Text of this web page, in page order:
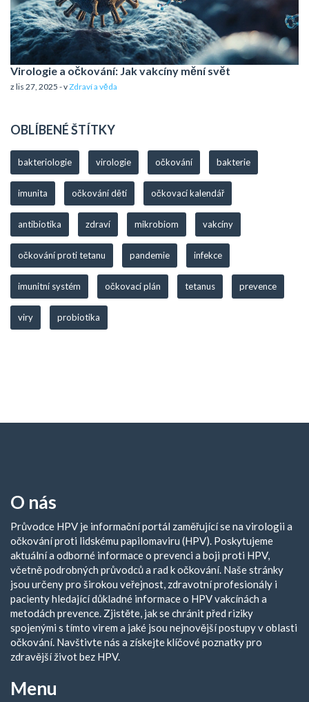
Virologie a očkování: Jak vakcíny mění svět
z lis 27, 2025 - vZdraví a věda
OBLÍBENÉ ŠTÍTKY
bakteriologie virologie očkování bakterie
imunita očkování dětí očkovací kalendář
antibiotika zdraví mikrobiom vakcíny
očkování proti tetanu pandemie infekce
imunitní systém očkovací plán tetanus prevence
viry probiotika
O nás
Průvodce HPV je informační portál zaměřující se na virologii a
očkování proti lidskému papilomaviru (HPV). Poskytujeme
aktuální a odborné informace o prevenci a boji proti HPV,
včetně podrobných průvodců a rad k očkování. Naše stránky
jsou určeny pro širokou veřejnost, zdravotní profesionály i
pacienty hledající důkladné informace o HPV vakcínách a
metodách prevence. Zjistěte, jak se chránit před riziky
spojenými s tímto virem a jaké jsou nejnovější postupy v oblasti
očkování. Navštivte nás a získejte klíčové poznatky pro
zdravější život bez HPV.
Menu